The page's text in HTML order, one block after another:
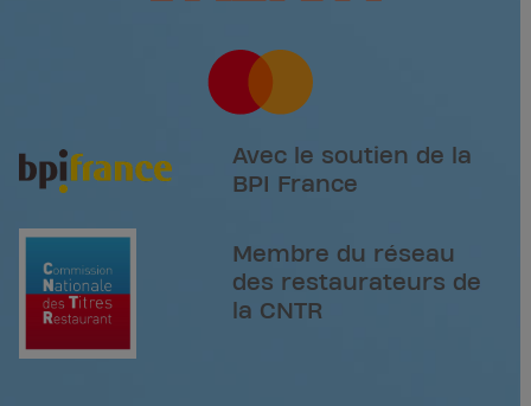
Avec le soutien de la
BPI France
Membre du réseau
des restaurateurs de
la CNTR